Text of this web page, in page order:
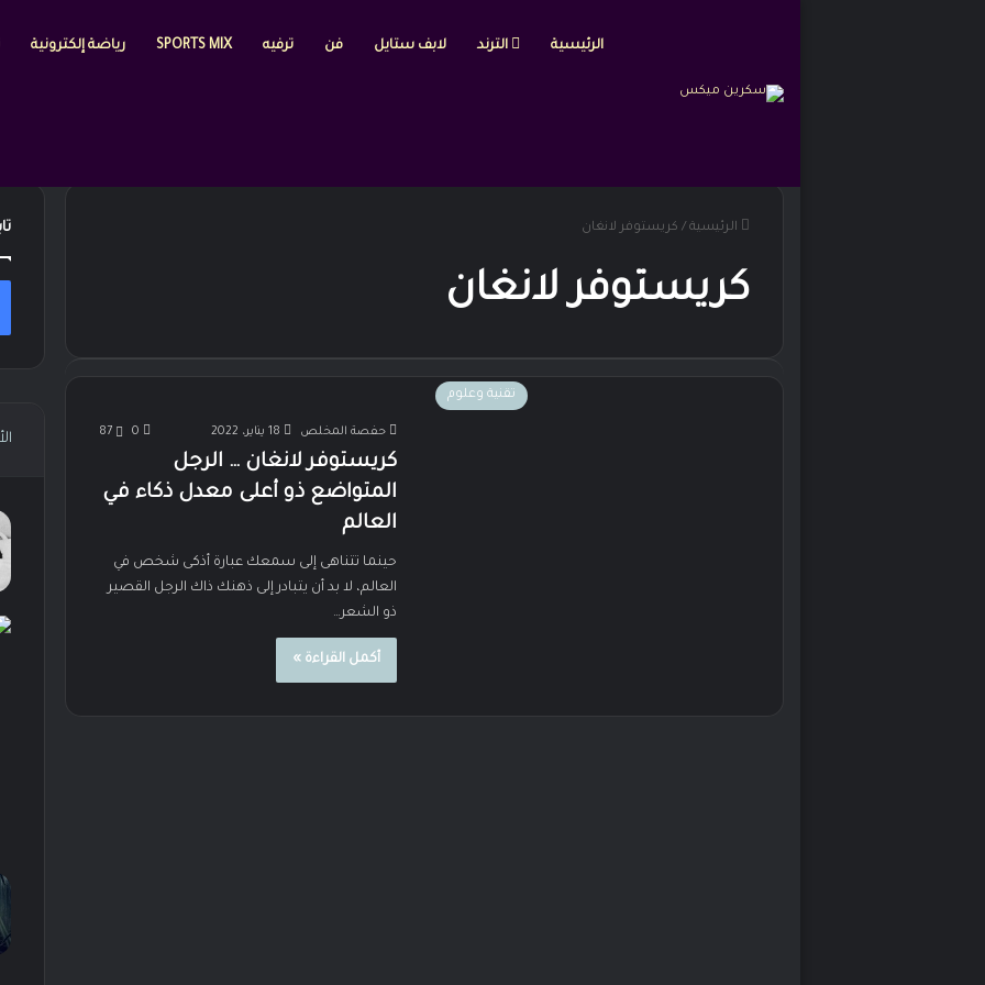
الرئيسية الترند لابف ستايل فن ترفيه SPORTS MIX رياضة إلكترونية
الرئيسية / كريستوفر لانغان
كريستوفر لانغان
تقنية وعلوم
حفصة المخلص 18 يناير، 2022 0
87
كريستوفر لانغان … الرجل
المتواضع ذو أعلى معدل ذكاء في
العالم
حينما تتناهى إلى سمعك عبارة أذكى شخص في
العالم، لا بد أن يتبادر إلى ذهنك ذاك الرجل القصير
ذو الشعر…
أكمل القراءة »